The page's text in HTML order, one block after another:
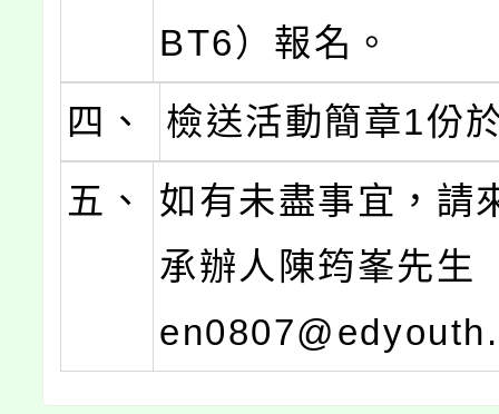
BT6）報名。
四、
檢送活動簡章1份
五、
如有未盡事宜，請
承辦人陳筠峯先生